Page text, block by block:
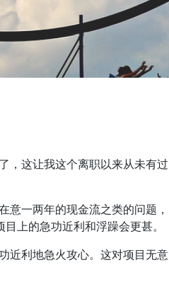
，这让我这个离职以来从未有过
一两年的现金流之类的问题，
上的急功近利和浮躁会更甚。
近利地急火攻心。这对项目无意